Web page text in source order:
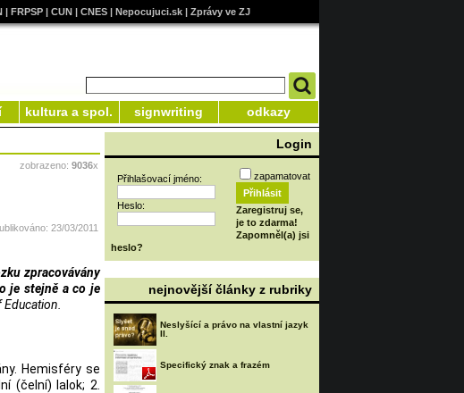
| FRPSP| CUN| CNES| Nepocujuci.sk| Zprávy ve ZJ
kultura a spol. signwriting odkazy
zobrazeno: 9036x
23/03/2011
zpracovávány
je stejně a co je
Hemisféry se
(čelní) lalok; 2.
Login
Přihlašovací jméno:
Heslo:
zapamatovat
Zaregistruj se,
je to zdarma!
Zapomněl(a) jsi
heslo?
nejnovější články z rubriky
Neslyšící a právo na vlastní jazyk
II.
Specifický znak a frazém